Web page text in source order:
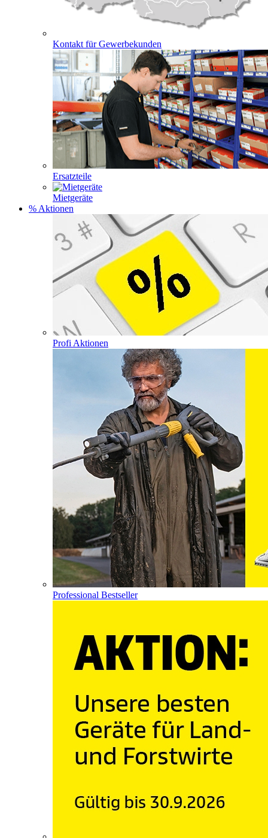
Kontakt für Gewerbekunden
Ersatzteile
Mietgeräte
% Aktionen
Profi Aktionen
Professional Bestseller